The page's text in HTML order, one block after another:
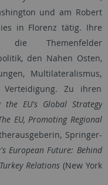
und am Robert
in Florenz tätig. Ihre
die Themenfelder
den Nahen Osten,
Multilateralismus,
Verteidigung. Zu ihren
the EU's Global Strategy
EU, Promoting Regional
Springer-
European Future: Behind
Relations (New York